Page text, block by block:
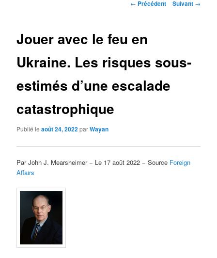
Navigation
← Précédent Suivant →
Jouer avec le feu en
Ukraine. Les risques sous-
estimés d’une escalade
catastrophique
Publié leaoût 24, 2022parWayan
Par John J. Mearsheimer − Le 17 août 2022 − Source Foreign
Affairs